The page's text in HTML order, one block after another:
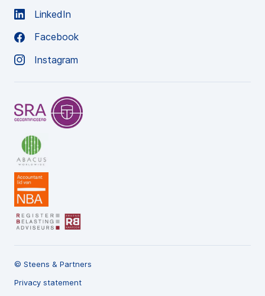
LinkedIn
Facebook
Instagram
© Steens & Partners
Privacy statement